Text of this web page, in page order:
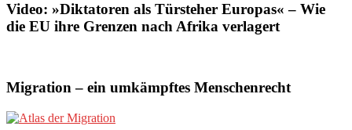
Video: »Diktatoren als Türsteher Europas« – Wie
die EU ihre Grenzen nach Afrika verlagert
Migration – ein umkämpftes Menschenrecht